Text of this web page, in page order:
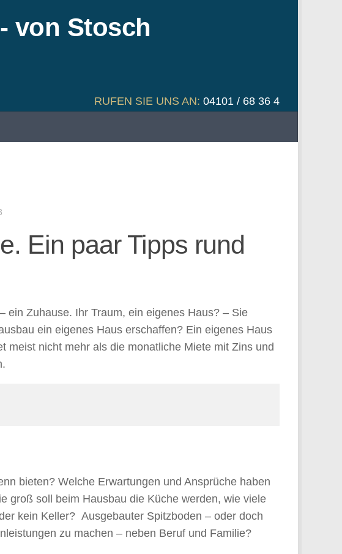
RUFEN SIE UNS AN: 04101 / 68 36 4
Ein paar Tipps rund
ein Zuhause. Ihr Traum, ein eigenes Haus? – Sie
ein eigenes Haus erschaffen? Ein eigenes Haus
nicht mehr als die monatliche Miete mit Zins und
bieten? Welche Erwartungen und Ansprüche haben
groß soll beim Hausbau die Küche werden, wie viele
kein Keller? Ausgebauter Spitzboden – oder doch
zu machen – neben Beruf und Familie?